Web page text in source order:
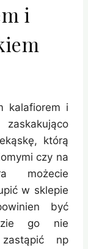
i
kalafiorem i
którą
czy na
możecie
w sklepie
być
go nie
np